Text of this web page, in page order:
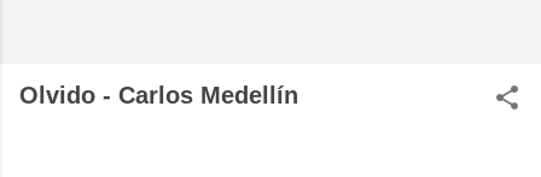
Olvido - Carlos Medellín